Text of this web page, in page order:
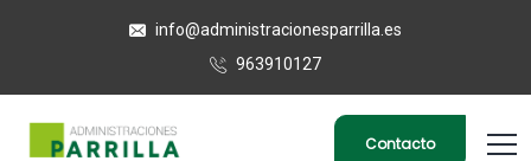
info@administracionesparrilla.es
963910127
Contacto